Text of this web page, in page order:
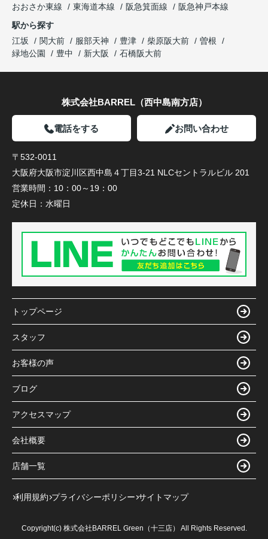
おおさか東線
東海道本線 阪急箕面線
阪急神戸本線
駅から探す
江坂
関大前 服部天神 豊津 柴原阪大前
曽根
緑地公園
豊中 新大阪 石橋阪大前
株式会社BARREL（西中島南方店）
電話をする お問い合わせ
〒532-0011
大阪府大阪市淀川区西中島４丁目3-21 NLCセントラルビル 201
営業時間： 10：00～19：00
定休日： 水曜日
トップページ
スタッフ
お客様の声
ブログ
アクセスマップ
会社概要
店舗一覧
利用規約 プライバシーポリシー サイトマップ
Copyright(c) 株式会社BARREL Green（十三店） All Rights Reserved.